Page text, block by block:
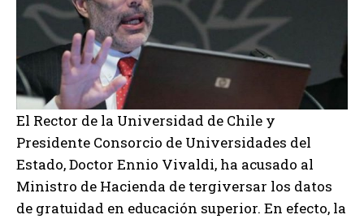
El Rector de la Universidad de Chile y
Presidente Consorcio de Universidades del
Estado, Doctor Ennio Vivaldi, ha acusado al
Ministro de Hacienda de tergiversar los datos
de gratuidad en educación superior. En efecto, la